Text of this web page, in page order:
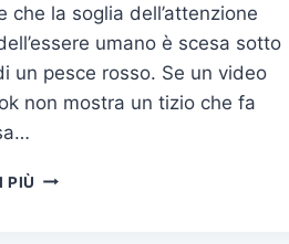
che la soglia dell’attenzione
umano è scesa sotto
un pesce rosso. Se un video
non mostra un tizio che fa
PIÙ CINQUE